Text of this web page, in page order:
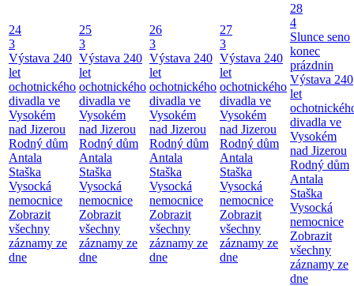
24
3
Výstava 240
let
ochotnického
divadla ve
Vysokém
nad Jizerou
Rodný dům
Antala
Staška
Vysocká
nemocnice
Zobrazit
všechny
záznamy ze
dne
25
3
Výstava 240
let
ochotnického
divadla ve
Vysokém
nad Jizerou
Rodný dům
Antala
Staška
Vysocká
nemocnice
Zobrazit
všechny
záznamy ze
dne
26
3
Výstava 240
let
ochotnického
divadla ve
Vysokém
nad Jizerou
Rodný dům
Antala
Staška
Vysocká
nemocnice
Zobrazit
všechny
záznamy ze
dne
27
3
Výstava 240
let
ochotnického
divadla ve
Vysokém
nad Jizerou
Rodný dům
Antala
Staška
Vysocká
nemocnice
Zobrazit
všechny
záznamy ze
dne
28
4
Slunce seno
konec
prázdnin
Výstava 240
let
divadla ve
Vysokém
nad Jizerou
Rodný dům
Antala
Staška
Vysocká
nemocnice
Zobrazit
všechny
záznamy ze
dne